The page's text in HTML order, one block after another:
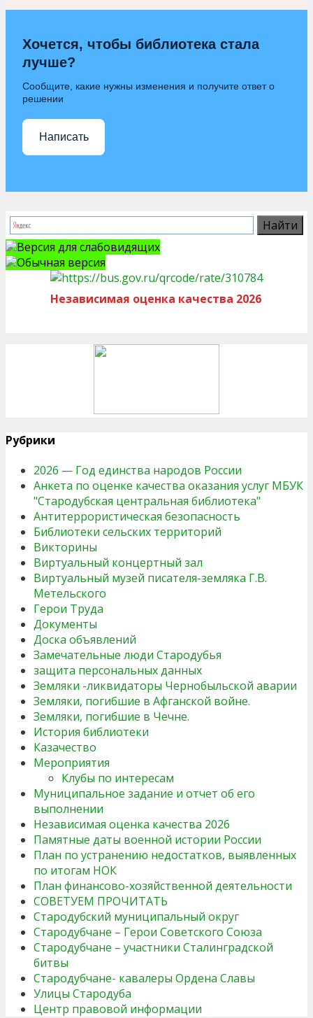
Хочется, чтобы библиотека стала
лучше?
Сообщите, какие нужны изменения и получите ответ о
решении
Написать
Версия для слабовидящих
Обычная версия
Независимая оценка качества 2026
Рубрики
2026 — Год единства народов России
Анкета по оценке качества оказания услуг МБУК
"Стародубская центральная библиотека"
Антитеррористическая безопасность
Библиотеки сельских территорий
Викторины
Виртуальный концертный зал
Виртуальный музей писателя-земляка Г.В.
Метельского
Герои Труда
Документы
Доска объявлений
Замечательные люди Стародубья
защита персональных данных
Земляки -ликвидаторы Чернобыльской аварии
Земляки, погибшие в Афганской войне.
Земляки, погибшие в Чечне.
История библиотеки
Казачество
Мероприятия
Клубы по интересам
Муниципальное задание и отчет об его
выполнении
Независимая оценка качества 2026
Памятные даты военной истории России
План по устранению недостатков, выявленных
по итогам НОК
План финансово-хозяйственной деятельности
СОВЕТУЕМ ПРОЧИТАТЬ
Стародубский муниципальный округ
Стародубчане – Герои Советского Союза
Стародубчане – участники Сталинградской
битвы
Стародубчане- кавалеры Ордена Славы
Улицы Стародуба
Центр правовой информации